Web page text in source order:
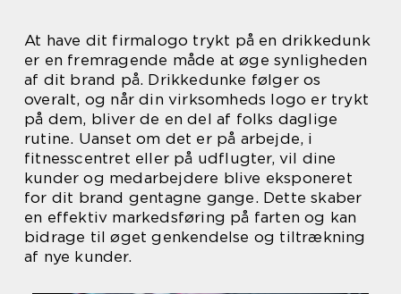
At have dit firmalogo trykt på en drikkedunk
er en fremragende måde at øge synligheden
af dit brand på. Drikkedunke følger os
overalt, og når din virksomheds logo er trykt
på dem, bliver de en del af folks daglige
rutine. Uanset om det er på arbejde, i
fitnesscentret eller på udflugter, vil dine
kunder og medarbejdere blive eksponeret
for dit brand gentagne gange. Dette skaber
en effektiv markedsføring på farten og kan
bidrage til øget genkendelse og tiltrækning
af nye kunder.